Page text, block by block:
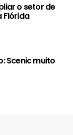
o setor de
Flórida
Scenic muito